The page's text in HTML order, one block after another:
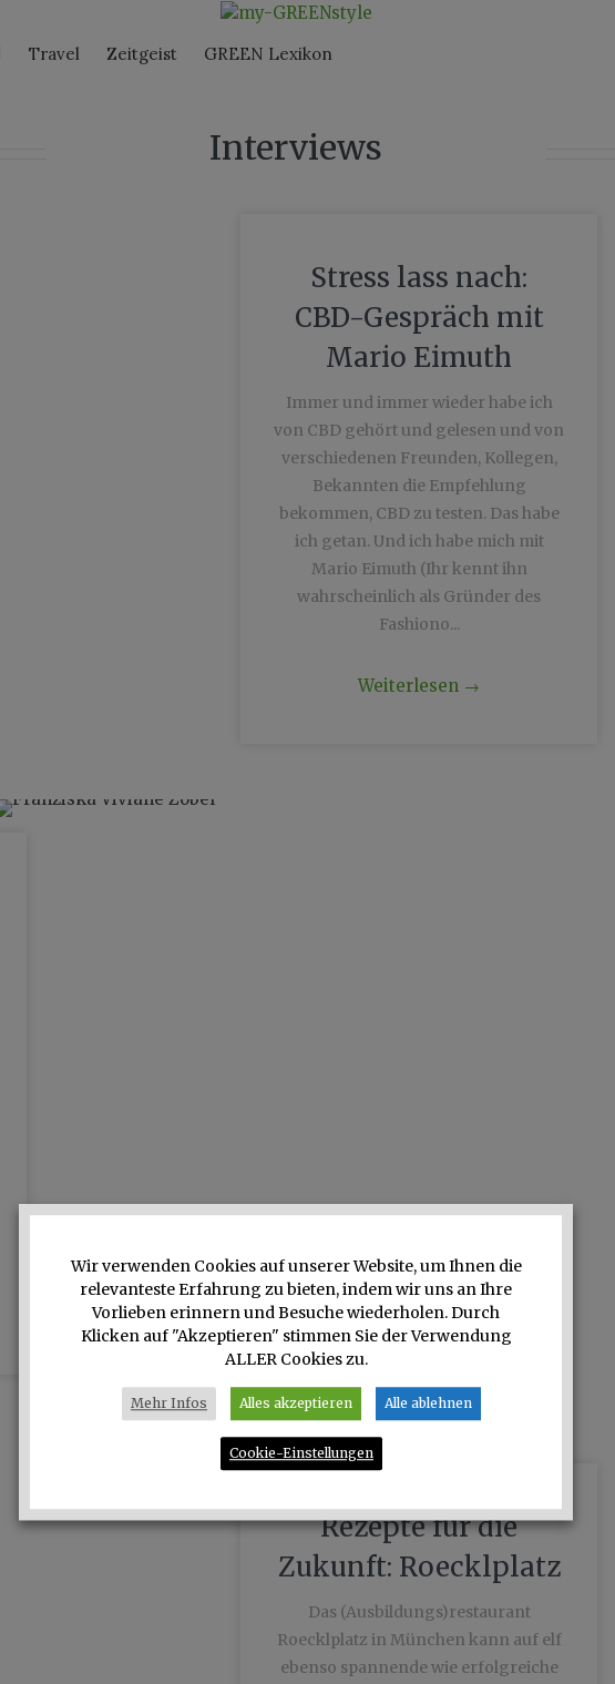
Travel Zeitgeist GREEN Lexikon
Interviews
Stress lass nach:
CBD-Gespräch mit
Mario Eimuth
Immer und immer wieder habe ich
von CBD gehört und gelesen und von
verschiedenen Freunden, Kollegen,
Bekannten die Empfehlung
bekommen, CBD zu testen. Das habe
ich getan. Und ich habe mich mit
Mario Eimuth (Ihr kennt ihn
wahrscheinlich als Gründer des
Fashiono...
Weiterlesen →
Rezepte für die
Zukunft: Roecklplatz
Das (Ausbildungs)restaurant
Roecklplatz in München kann auf elf
ebenso spannende wie erfolgreiche
Wir verwenden Cookies auf unserer Website, um Ihnen die
relevanteste Erfahrung zu bieten, indem wir uns an Ihre
Vorlieben erinnern und Besuche wiederholen. Durch
Klicken auf "Akzeptieren" stimmen Sie der Verwendung
ALLER Cookies zu.
Mehr Infos Alles akzeptieren Alle ablehnen
Cookie-Einstellungen